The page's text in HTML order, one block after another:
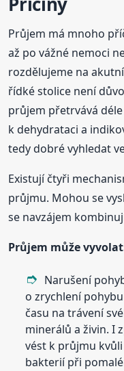
Průjem má mnoho
až po vážné nemoci
rozdělujeme na
řídké stolice není
průjem přetrvává
k dehydrataci a
tedy dobré vyhledat
Existují čtyři
průjmu. Mohou se
se navzájem
Průjem může
Narušení
o zrychlení
času na trávení
minerálů a živin. I
vést k průjmu
bakterií při